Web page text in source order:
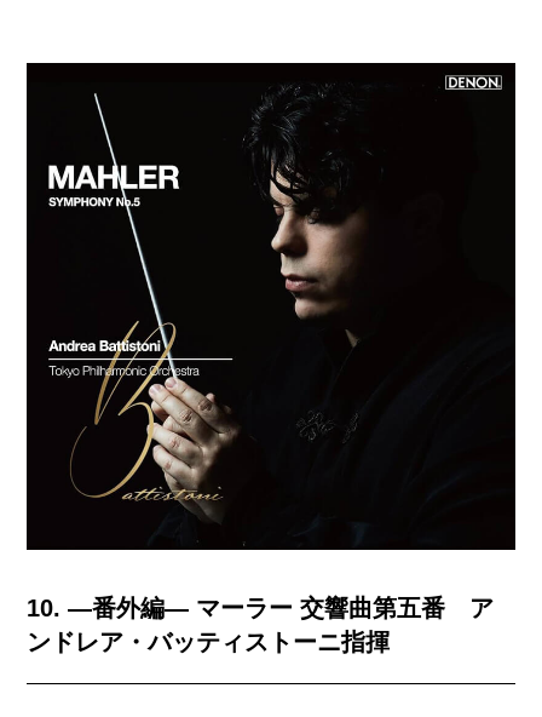
10. —番外編— マーラー 交響曲第五番 ア
ンドレア・バッティストーニ指揮